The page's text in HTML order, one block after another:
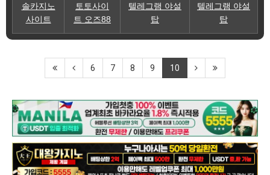
솔카지노
사이트
토토사이
트 오즈88
텔레그램 야설
탑
텔레그램 야설
탑
6 7 8 9 10